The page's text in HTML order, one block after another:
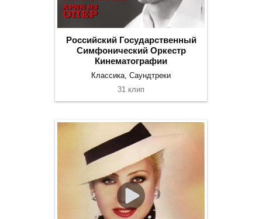
Российский Государственный
Симфонический Оркестр
Кинематографии
Классика, Саундтреки
31 клип